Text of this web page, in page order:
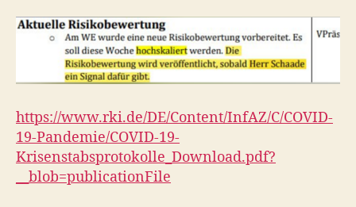
https://www.rki.de/DE/Content/InfAZ/C/COVID-
19-Pandemie/COVID-19-
Krisenstabsprotokolle_Download.pdf?
__blob=publicationFile